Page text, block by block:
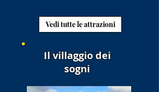
Vedi tutte le attrazioni
Il villaggio dei
sogni